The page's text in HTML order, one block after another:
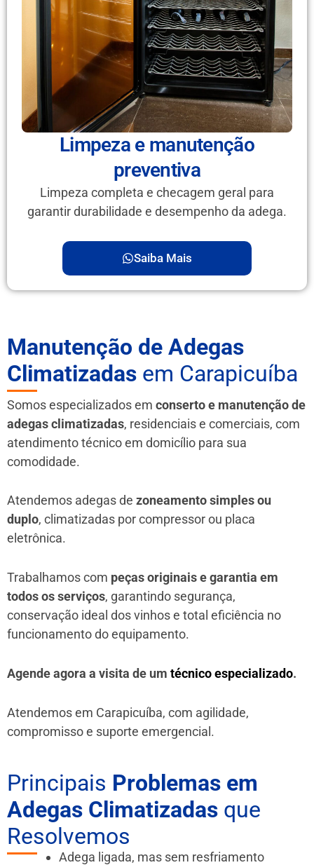
Limpeza e manutenção
preventiva
Limpeza completa e checagem geral para
garantir durabilidade e desempenho da adega.
Saiba Mais
Manutenção de Adegas
Climatizadas em Carapicuíba
Somos especializados em conserto e manutenção de
adegas climatizadas, residenciais e comerciais, com
atendimento técnico em domicílio para sua
comodidade.
Atendemos adegas de zoneamento simples ou
duplo, climatizadas por compressor ou placa
eletrônica.
Trabalhamos com peças originais e garantia em
todos os serviços, garantindo segurança,
conservação ideal dos vinhos e total eficiência no
funcionamento do equipamento.
Agende agora a visita de um técnico especializado.
Atendemos em Carapicuíba, com agilidade,
compromisso e suporte emergencial.
Principais Problemas em
Adegas Climatizadas que
Resolvemos
Adega ligada, mas sem resfriamento